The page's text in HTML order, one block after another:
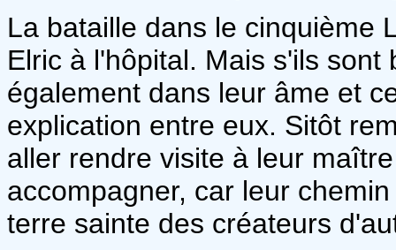
La bataille dans le cinquième
Elric à l'hôpital. Mais s'ils
également dans leur âme et
explication entre eux. Sitôt
aller rendre visite à leur
accompagner, car leur
terre sainte des créateurs